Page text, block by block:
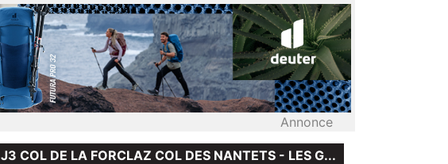
Annonce
J3 COL DE LA FORCLAZ COL DES NANTETS - LES G...